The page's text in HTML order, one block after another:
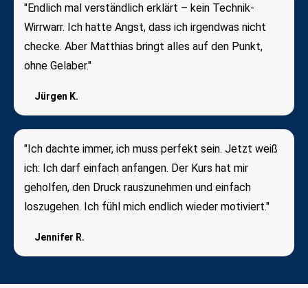
"Endlich mal verständlich erklärt – kein Technik-
Wirrwarr. Ich hatte Angst, dass ich irgendwas nicht
checke. Aber Matthias bringt alles auf den Punkt,
ohne Gelaber."
Jürgen K.
"Ich dachte immer, ich muss perfekt sein. Jetzt weiß
ich: Ich darf einfach anfangen. Der Kurs hat mir
geholfen, den Druck rauszunehmen und einfach
loszugehen. Ich fühl mich endlich wieder motiviert."
Jennifer R.